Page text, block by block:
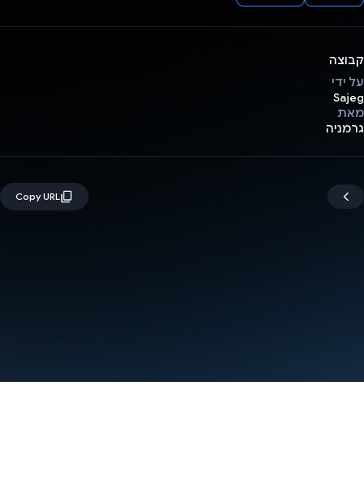
קבוצה
על ידי
Sajeg
מאת
גרמניה